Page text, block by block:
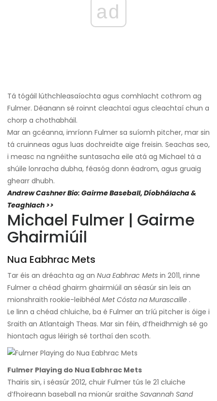
ad
Tá tógáil lúthchleasaíochta agus comhlacht cothrom ag
Fulmer. Déanann sé roinnt cleachtaí agus cleachtaí chun a
chorp a chothabháil.
Mar an gcéanna, imríonn Fulmer sa suíomh pitcher, mar sin
tá cruinneas agus luas dochreidte aige freisin. Seachas seo,
i measc na ngnéithe suntasacha eile atá ag Michael tá a
shúile lonracha dubha, féasóg donn éadrom, agus gruaig
ghearr dhubh.
Andrew Cashner Bio: Gairme Baseball, Díobhálacha &
Teaghlach >>
Michael Fulmer | Gairme
Ghairmiúil
Nua Eabhrac Mets
Tar éis an dréachta ag an Nua Eabhrac Mets in 2011, rinne
Fulmer a chéad ghairm ghairmiúil an séasúr sin leis an
mionshraith rookie-leibhéal Met Cósta na Murascaille .
Le linn a chéad chluiche, ba é Fulmer an tríú pitcher is óige i
Sraith an Atlantaigh Theas. Mar sin féin, d’fheidhmigh sé go
hiontach agus léirigh sé torthaí den scoth.
Fulmer Playing do Nua Eabhrac Mets
Thairis sin, i séasúr 2012, chuir Fulmer tús le 21 cluiche
d’fhoireann baseball na mionúr sraithe Savannah Sand